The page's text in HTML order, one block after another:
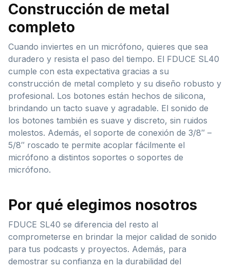
Construcción de metal
completo
Cuando inviertes en un micrófono, quieres que sea
duradero y resista el paso del tiempo. El FDUCE SL40
cumple con esta expectativa gracias a su
construcción de metal completo y su diseño robusto y
profesional. Los botones están hechos de silicona,
brindando un tacto suave y agradable. El sonido de
los botones también es suave y discreto, sin ruidos
molestos. Además, el soporte de conexión de 3/8″ –
5/8″ roscado te permite acoplar fácilmente el
micrófono a distintos soportes o soportes de
micrófono.
Por qué elegimos nosotros
FDUCE SL40 se diferencia del resto al
comprometerse en brindar la mejor calidad de sonido
para tus podcasts y proyectos. Además, para
demostrar su confianza en la durabilidad del